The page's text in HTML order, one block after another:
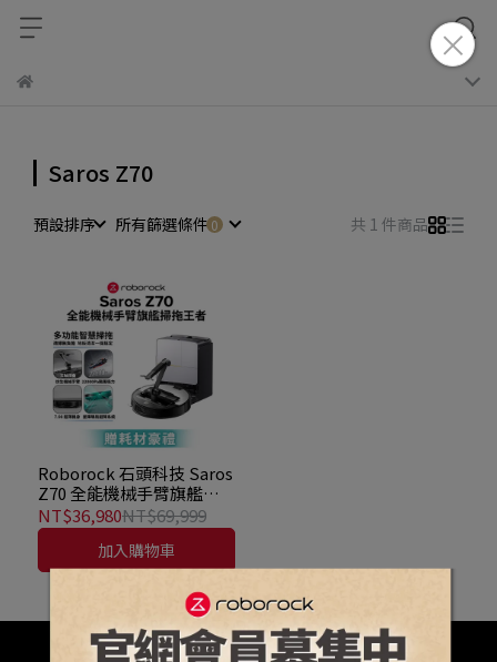
Saros Z70
預設排序 所有篩選條件 共 1 件商品
Roborock 石頭科技 Saros
Z70 全能機械手臂旗艦掃
拖王者(機械手臂/零纏
繞/22000Pa/7.98超薄/80度
NT$36,980NT$69,999
加入購物車